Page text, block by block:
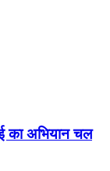
का अभियान चल